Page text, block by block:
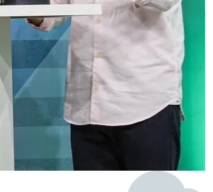
sex
7 de ago
34°24°